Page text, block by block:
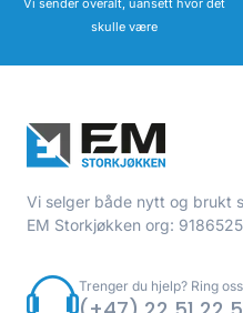
Vi sender overalt, uansett hvor det
skulle være
Vi selger både nytt og brukt
EM Storkjøkken org:
Trenger du hjelp? Ring